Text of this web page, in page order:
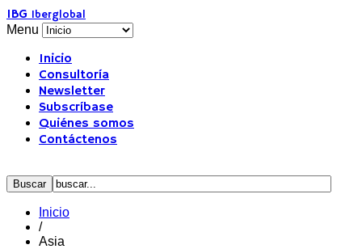
IBG Iberglobal
Menu
Inicio
Consultoría
Newsletter
Subscríbase
Quiénes somos
Contáctenos
Inicio
/
Asia